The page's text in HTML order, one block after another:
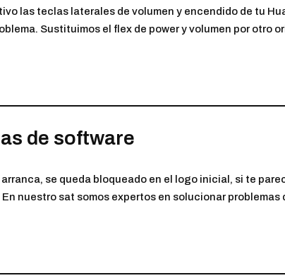
las teclas laterales de volumen y encendido de tu
Sustituimos el flex de power y volumen por otro
de software
arranca, se queda bloqueado en el logo inicial, si te
En nuestro sat somos expertos en solucionar